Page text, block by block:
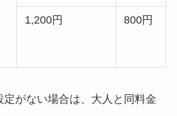
1,200円 800円
がない場合は、大人と同料金